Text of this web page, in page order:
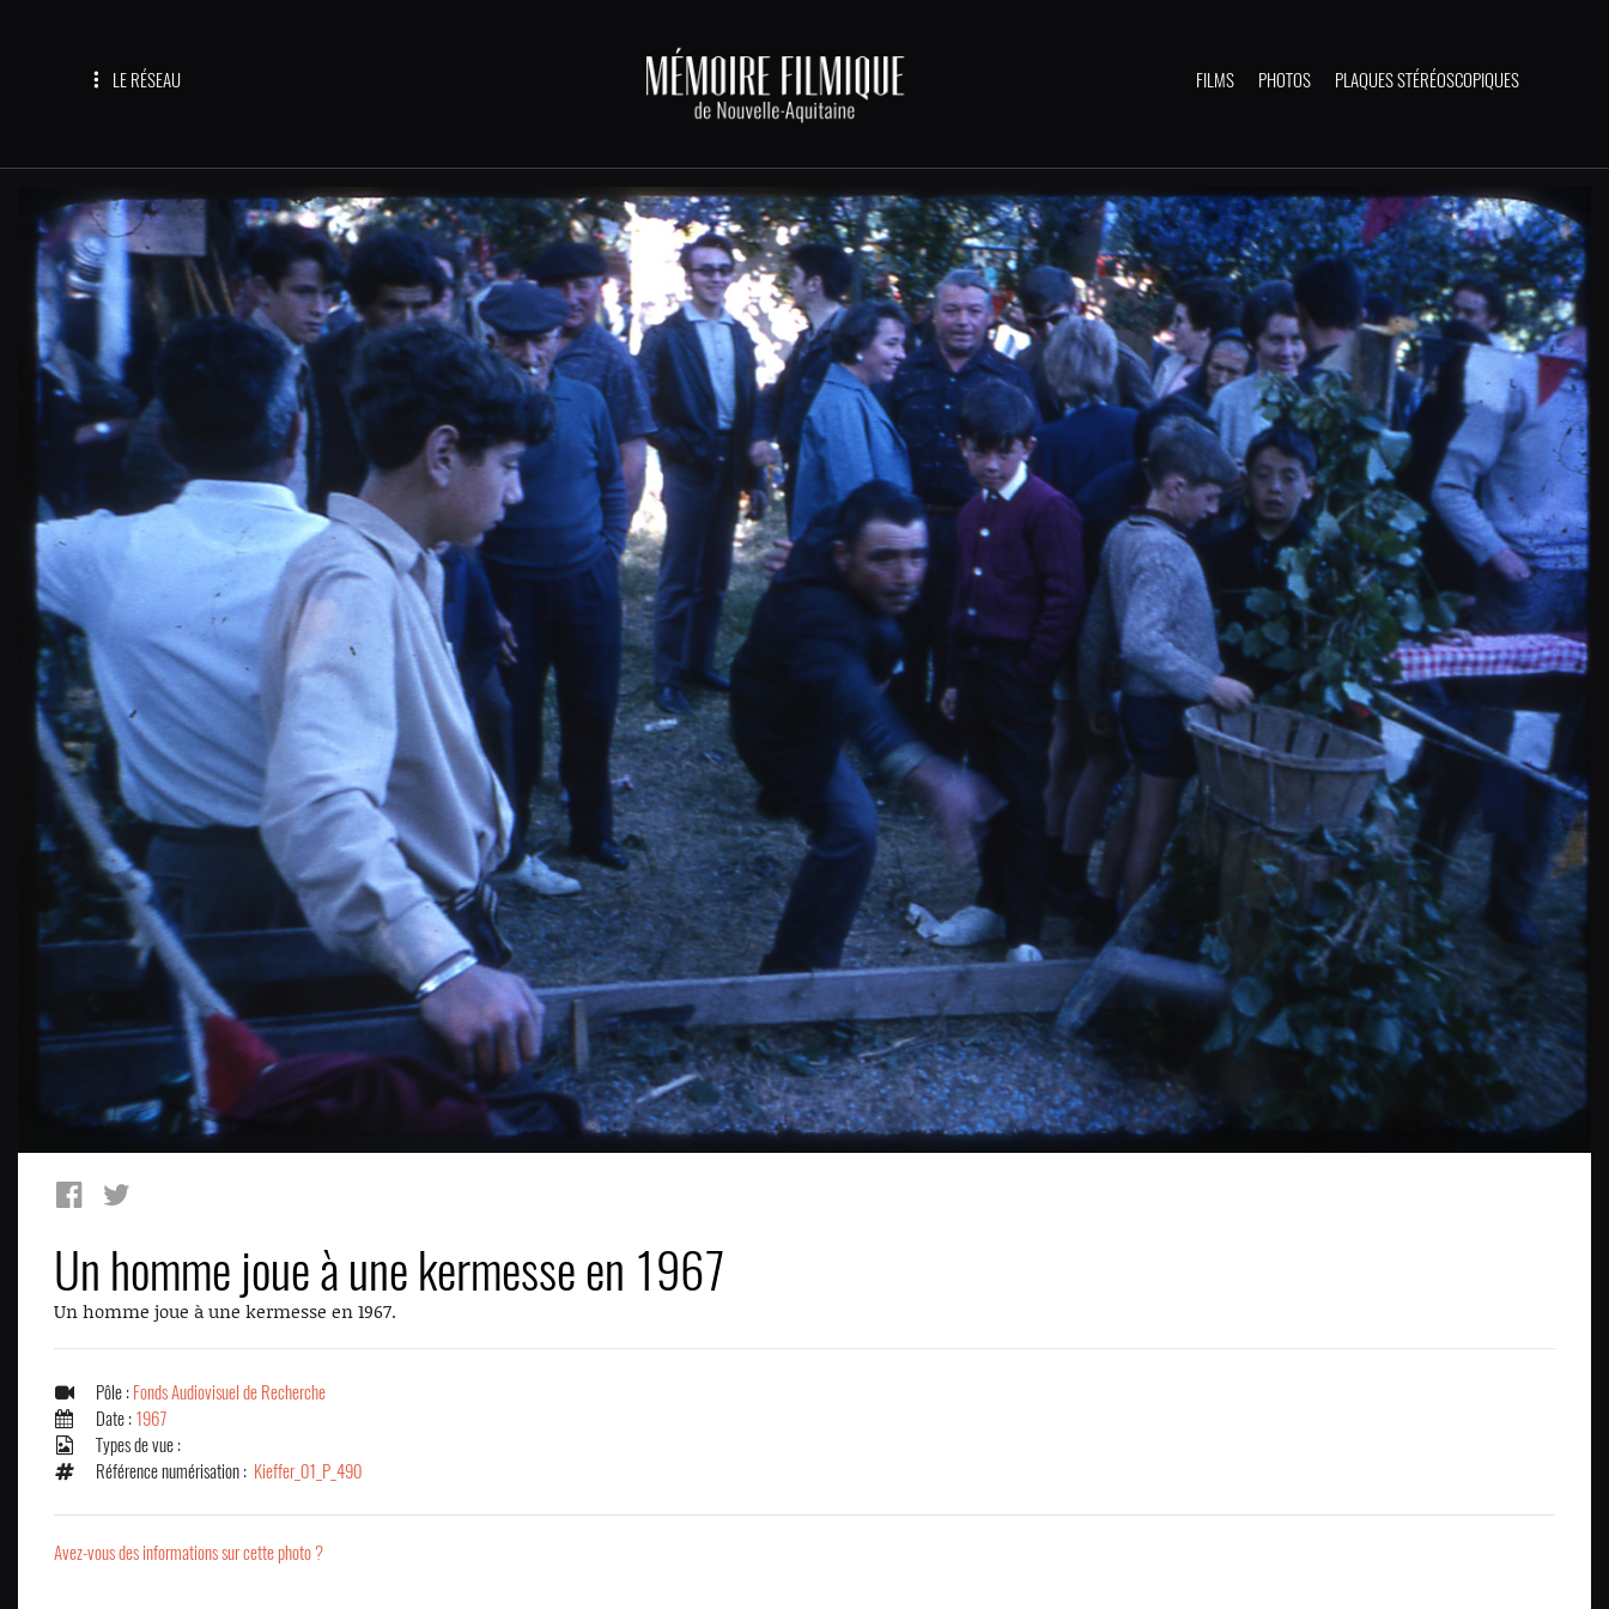
LE RÉSEAU FILMS PHOTOS PLAQUES STÉRÉOSCOPIQUES
Un homme joue à une kermesse en 1967
Un homme joue à une kermesse en 1967.
Pôle : Fonds Audiovisuel de Recherche
Date : 1967
Types de vue :
Référence numérisation : Kieffer_01_P_490
Avez-vous des informations sur cette photo ?